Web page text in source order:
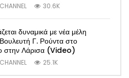
30.6K
δυναμικά με νέα μέλη
Γ. Ρούντα στο
στην Λάρισα (Video)
25.1K